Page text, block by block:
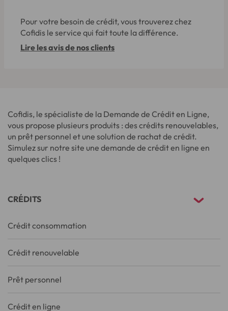
Pour votre besoin de crédit, vous trouverez chez
Cofidis le service qui fait toute la différence.
Lire les avis de nos clients
Cofidis, le spécialiste de la Demande de Crédit en Ligne,
vous propose plusieurs produits : des crédits renouvelables,
un prêt personnel et une solution de rachat de crédit.
Simulez sur notre site une demande de crédit en ligne en
quelques clics !
CRÉDITS
Crédit consommation
Crédit renouvelable
Prêt personnel
Crédit en ligne